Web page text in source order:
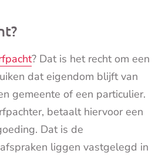
? Dat is het recht om een
dat eigendom blijft van
gemeente of een particulier.
betaalt hiervoor een
Dat is de
liggen vastgelegd in